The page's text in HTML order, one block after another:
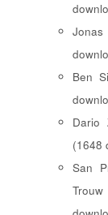
Ben
Dario
(1648
San